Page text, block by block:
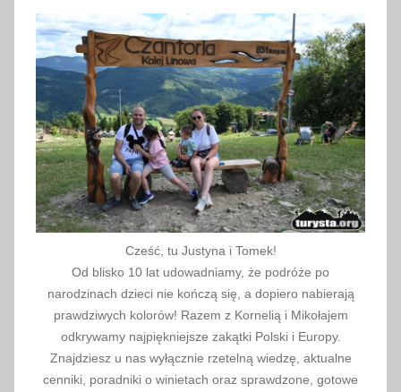
0
2
0
Cześć, tu Justyna i Tomek!
Od blisko 10 lat udowadniamy, że podróże po
narodzinach dzieci nie kończą się, a dopiero nabierają
prawdziwych kolorów! Razem z Kornelią i Mikołajem
odkrywamy najpiękniejsze zakątki Polski i Europy.
Znajdziesz u nas wyłącznie rzetelną wiedzę, aktualne
cenniki, poradniki o winietach oraz sprawdzone, gotowe